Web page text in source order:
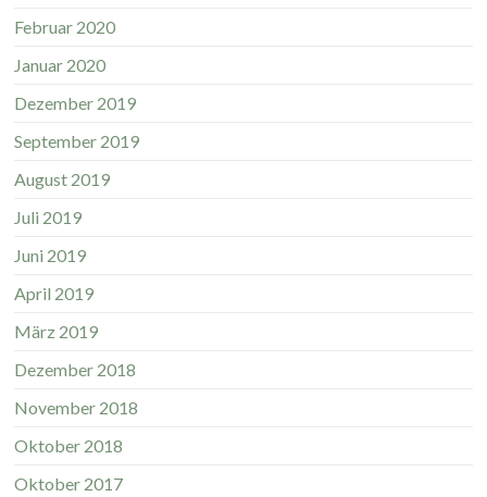
Februar 2020
Januar 2020
Dezember 2019
September 2019
August 2019
Juli 2019
Juni 2019
April 2019
März 2019
Dezember 2018
November 2018
Oktober 2018
Oktober 2017